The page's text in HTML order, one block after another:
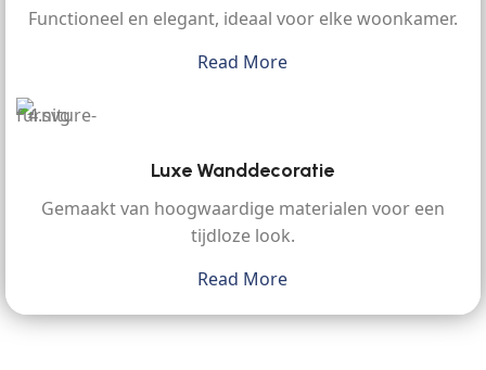
Functioneel en elegant, ideaal voor elke woonkamer.
Read More
Luxe Wanddecoratie
Gemaakt van hoogwaardige materialen voor een
tijdloze look.
Read More